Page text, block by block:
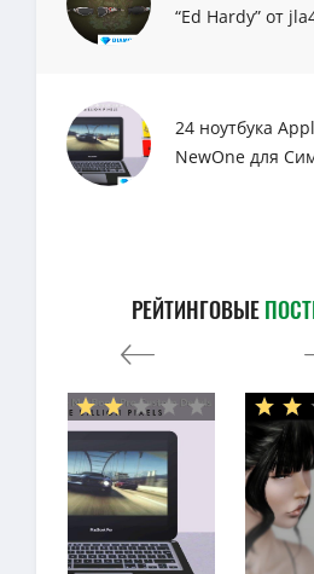
“Ed Hardy” от
24 ноутбука
NewOne для
РЕЙТИНГОВЫЕ